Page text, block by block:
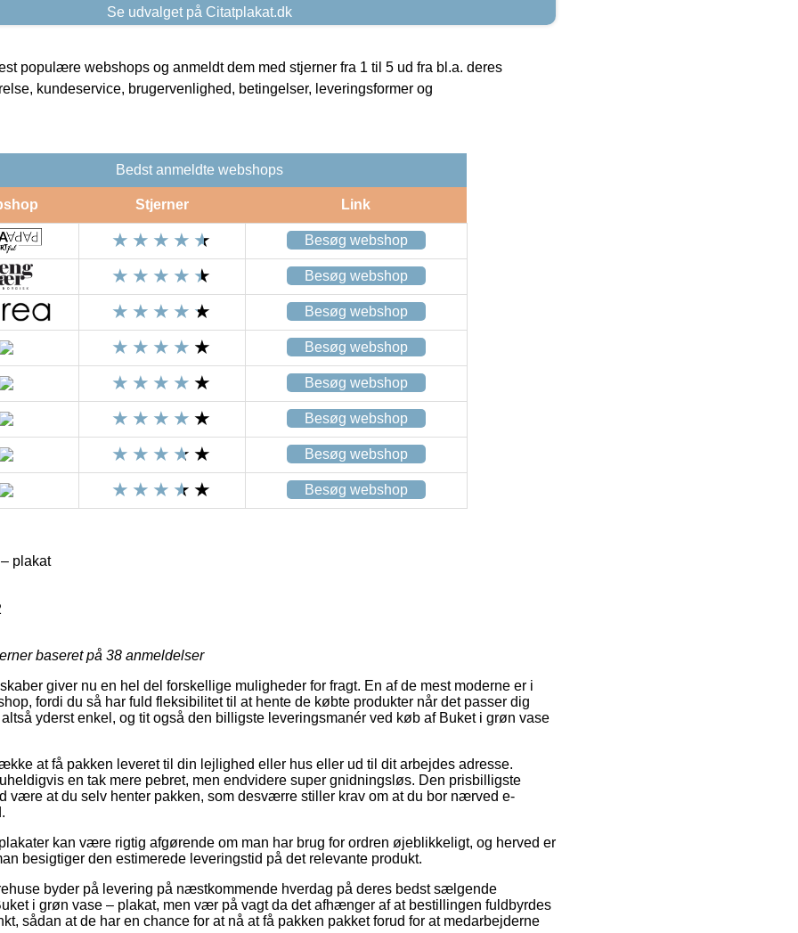
Se udvalget på Citatplakat.dk
populære webshops og anmeldt dem med stjerner fra 1 til 5 ud fra bl.a. deres
kundeservice, brugervenlighed, betingelser, leveringsformer og
Bedst anmeldte webshops
Stjerner Link
Besøg webshop
Besøg webshop
Besøg webshop
Besøg webshop
Besøg webshop
Besøg webshop
Besøg webshop
Besøg webshop
plakat
baseret på 38 anmeldelser
giver nu en hel del forskellige muligheder for fragt. En af de mest moderne er i
fordi du så har fuld fleksibilitet til at hente de købte produkter når det passer dig
yderst enkel, og tit også den billigste leveringsmanér ved køb af Buket i grøn vase
at få pakken leveret til din lejlighed eller hus eller ud til dit arbejdes adresse.
en tak mere pebret, men endvidere super gnidningsløs. Den prisbilligste
være at du selv henter pakken, som desværre stiller krav om at du bor nærved e-
kan være rigtig afgørende om man har brug for ordren øjeblikkeligt, og herved er
besigtiger den estimerede leveringstid på det relevante produkt.
byder på levering på næstkommende hverdag på deres bedst sælgende
i grøn vase – plakat, men vær på vagt da det afhænger af at bestillingen fuldbyrdes
sådan at de har en chance for at nå at få pakken pakket forud for at medarbejderne